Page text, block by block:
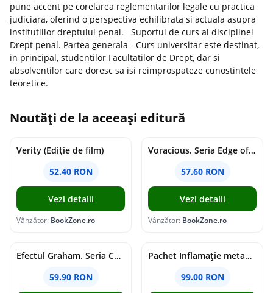
pune accent pe corelarea reglementarilor legale cu practica
judiciara, oferind o perspectiva echilibrata si actuala asupra
institutiilor dreptului penal. Suportul de curs al disciplinei
Drept penal. Partea generala - Curs universitar este destinat,
in principal, studentilor Facultatilor de Drept, dar si
absolventilor care doresc sa isi reimprospateze cunostintele
teoretice.
Noutăți de la aceeași editură
Verity (Ediție de film)
52.40 RON
Vezi detalii
Vânzător: BookZone.ro
Voracious. Seria Edge of Darkness Vol.2
57.60 RON
Vezi detalii
Vânzător: BookZone.ro
Efectul Graham. Seria Campus Diaries Vol.1
59.90 RON
Pachet Inflamație metabolism și creier
99.00 RON